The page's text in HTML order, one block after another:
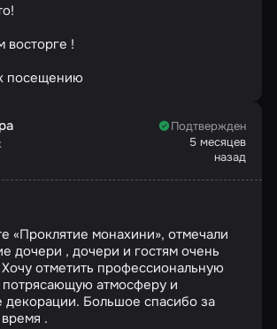
восторге !
посещению
Подтвержден
5 месяцев
назад
«Проклятие монахини», отмечали
дочери , дочери и гостям очень
отметить профессиональную
потрясающую атмосферу и
декорации. Большое спасибо за
.